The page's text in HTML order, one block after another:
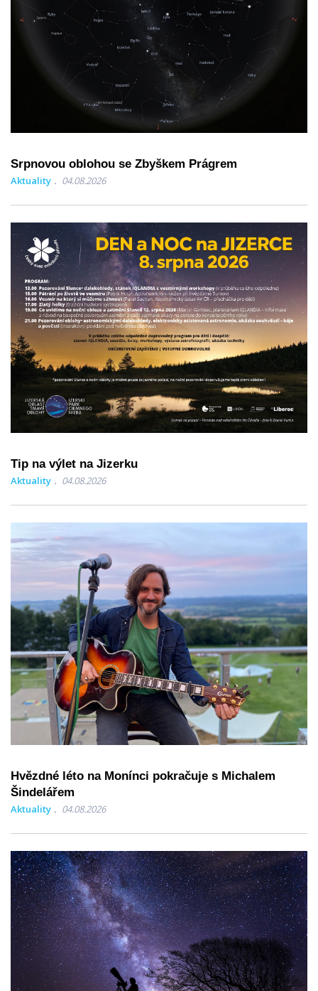
Srpnovou oblohou se Zbyškem Prágrem
Aktuality 04.08.2026
Tip na výlet na Jizerku
Aktuality 04.08.2026
Hvězdné léto na Monínci pokračuje s Michalem
Šindelářem
Aktuality 04.08.2026